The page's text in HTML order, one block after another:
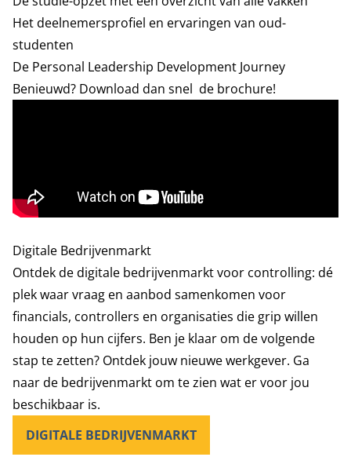
Het deelnemersprofiel en ervaringen van oud-
studenten
De Personal Leadership Development Journey
Benieuwd? Download dan snel de brochure!
Digitale Bedrijvenmarkt
Ontdek de digitale bedrijvenmarkt voor controlling: dé
plek waar vraag en aanbod samenkomen voor
financials, controllers en organisaties die grip willen
houden op hun cijfers. Ben je klaar om de volgende
stap te zetten? Ontdek jouw nieuwe werkgever. Ga
naar de bedrijvenmarkt om te zien wat er voor jou
beschikbaar is.
DIGITALE BEDRIJVENMARKT